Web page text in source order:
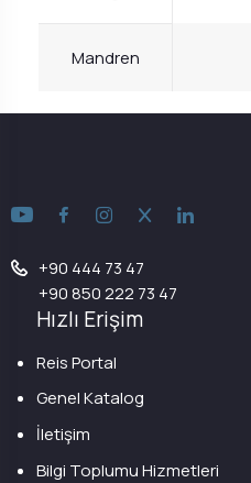
Mandren
+90 444 73 47
+90 850 222 73 47
Hızlı Erişim
Reis Portal
Genel Katalog
İletişim
Bilgi Toplumu Hizmetleri